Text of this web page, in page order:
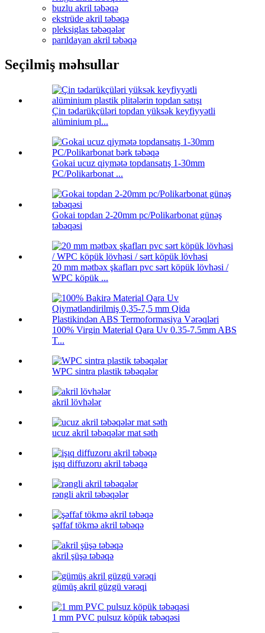
buzlu akril təbəqə
ekstrüde akril təbəqə
pleksiglas təbəqələr
parıldayan akril təbəqə
Seçilmiş məhsullar
Çin tədarükçüləri topdan yüksək keyfiyyətli
alüminium pl...
Gokai ucuz qiymətə topdansatış 1-30mm
PC/Polikarbonat ...
Gokai topdan 2-20mm pc/Polikarbonat günəş
təbəqəsi
20 mm mətbəx şkafları pvc sərt köpük lövhəsi /
WPC köpük ...
100% Virgin Material Qara Uv 0.35-7.5mm ABS
T...
WPC sintra plastik təbəqələr
akril lövhələr
ucuz akril təbəqələr mat səth
işıq diffuzoru akril təbəqə
rəngli akril təbəqələr
şəffaf tökmə akril təbəqə
akril şüşə təbəqə
gümüş akril güzgü vərəqi
1 mm PVC pulsuz köpük təbəqəsi